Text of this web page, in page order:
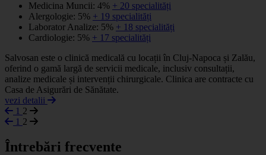
Medicina Muncii: 4% + 20 specialități
Alergologie: 5% + 19 specialități
Laborator Analize: 5% + 18 specialități
Cardiologie: 5% + 17 specialități
Salvosan este o clinică medicală cu locații în Cluj-Napoca și Zalău,
oferind o gamă largă de servicii medicale, inclusiv consultații,
analize medicale și intervenții chirurgicale. Clinica are contracte cu
Casa de Asigurări de Sănătate.
vezi detalii
1 2
1 2
Întrebări frecvente